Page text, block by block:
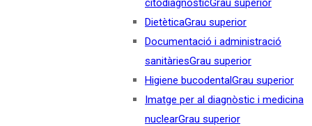
citodiagnòsticGrau superior
DietèticaGrau superior
Documentació i administració
sanitàriesGrau superior
Higiene bucodentalGrau superior
Imatge per al diagnòstic i medicina
nuclearGrau superior